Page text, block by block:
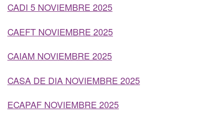
CADI 5 NOVIEMBRE 2025
CAEFT NOVIEMBRE 2025
CAIAM NOVIEMBRE 2025
CASA DE DIA NOVIEMBRE 2025
ECAPAF NOVIEMBRE 2025